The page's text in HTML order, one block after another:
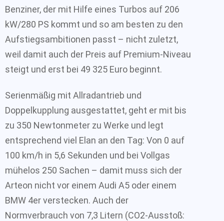
Benziner, der mit Hilfe eines Turbos auf 206
kW/280 PS kommt und so am besten zu den
Aufstiegsambitionen passt – nicht zuletzt,
weil damit auch der Preis auf Premium-Niveau
steigt und erst bei 49 325 Euro beginnt.
Serienmäßig mit Allradantrieb und
Doppelkupplung ausgestattet, geht er mit bis
zu 350 Newtonmeter zu Werke und legt
entsprechend viel Elan an den Tag: Von 0 auf
100 km/h in 5,6 Sekunden und bei Vollgas
mühelos 250 Sachen – damit muss sich der
Arteon nicht vor einem Audi A5 oder einem
BMW 4er verstecken. Auch der
Normverbrauch von 7,3 Litern (CO2-Ausstoß: